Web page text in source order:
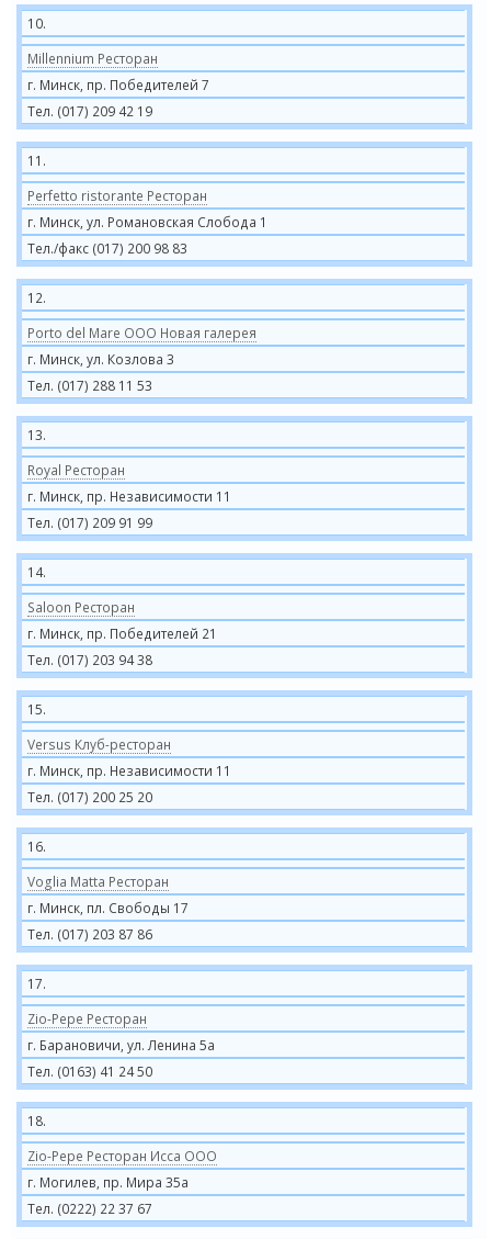
10.
Millennium Ресторан
г. Минск, пр. Победителей 7
Тел. (017) 209 42 19
11.
Perfetto ristorante Ресторан
г. Минск, ул. Романовская Слобода 1
Тел./факс (017) 200 98 83
12.
Porto del Mare ООО Новая галерея
г. Минск, ул. Козлова 3
Тел. (017) 288 11 53
13.
Royal Ресторан
г. Минск, пр. Независимости 11
Тел. (017) 209 91 99
14.
Saloon Ресторан
г. Минск, пр. Победителей 21
Тел. (017) 203 94 38
15.
Versus Клуб-ресторан
г. Минск, пр. Независимости 11
Тел. (017) 200 25 20
16.
Voglia Matta Ресторан
г. Минск, пл. Свободы 17
Тел. (017) 203 87 86
17.
Zio-Pepe Ресторан
г. Барановичи, ул. Ленина 5а
Тел. (0163) 41 24 50
18.
Zio-Pepe Ресторан Исса ООО
г. Могилев, пр. Мира 35а
Тел. (0222) 22 37 67